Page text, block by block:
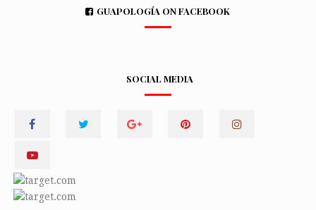
GUAPOLOGÍA ON FACEBOOK
SOCIAL MEDIA